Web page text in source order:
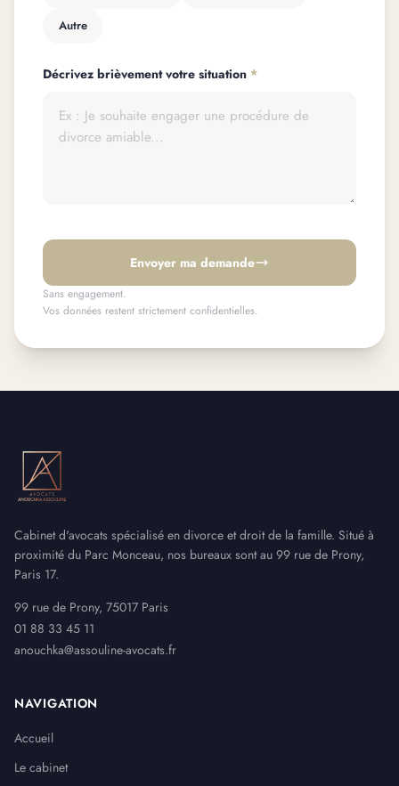
Autre
Décrivez brièvement votre situation *
Envoyer ma demande
Sans engagement.
Vos données restent strictement confidentielles.
Cabinet d'avocats spécialisé en divorce et droit de la famille. Situé à
proximité du Parc Monceau, nos bureaux sont au 99 rue de Prony,
Paris 17.
99 rue de Prony, 75017 Paris
01 88 33 45 11
anouchka@assouline-avocats.fr
NAVIGATION
Accueil
Le cabinet